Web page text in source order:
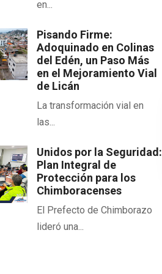
en...
Pisando Firme:
Adoquinado en Colinas
del Edén, un Paso Más
en el Mejoramiento Vial
de Licán
La transformación vial en
las...
Unidos por la Seguridad:
Plan Integral de
Protección para los
Chimboracenses
El Prefecto de Chimborazo
lideró una...